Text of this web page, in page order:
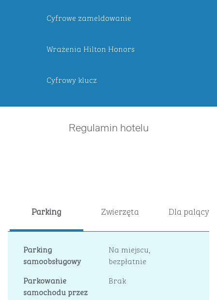
Cyfrowe zameldowanie
Wrażenia Hilton Honors
Cyfrowy klucz
Regulamin hotelu
Parking Zwierzęta Dla
Parking
samoobsługowy
Na miejscu,
bezpłatnie
Parkowanie
samochodu przez
Brak